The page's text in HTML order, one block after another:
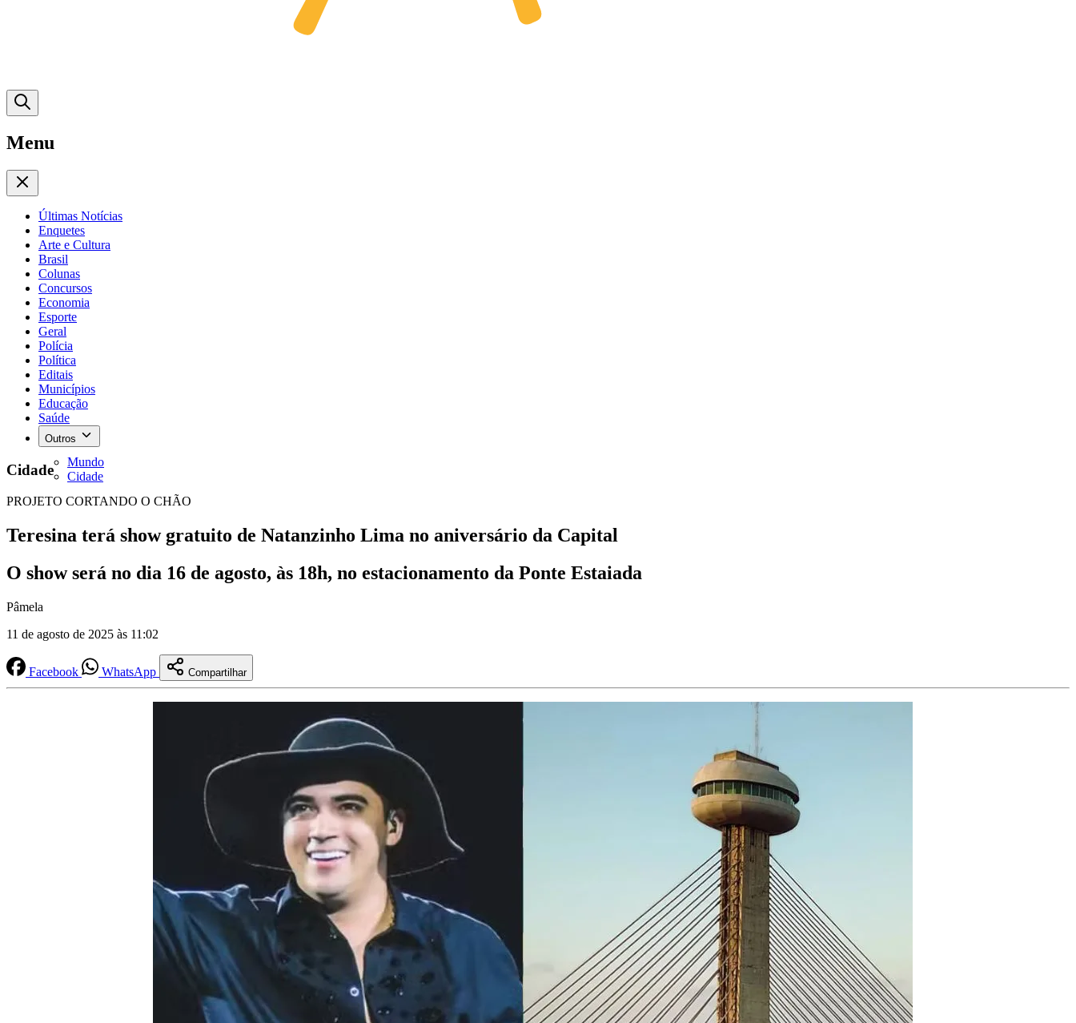
Menu
Últimas Notícias
Enquetes
Arte e Cultura
Brasil
Colunas
Concursos
Economia
Esporte
Geral
Polícia
Política
Editais
Municípios
Educação
Saúde
Outros
Mundo
Cidade
Cidade
PROJETO CORTANDO O CHÃO
Teresina terá show gratuito de Natanzinho Lima no aniversário da Capital
O show será no dia 16 de agosto, às 18h, no estacionamento da Ponte Estaiada
Pâmela
11 de agosto de 2025 às 11:02
Facebook WhatsApp Compartilhar